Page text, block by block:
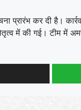
कर दी है।
नेतृत्व में की गई। टीम में